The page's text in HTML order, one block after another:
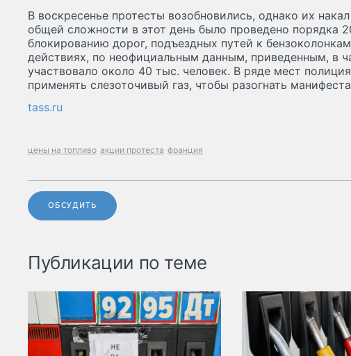
В воскресенье протесты возобновились, однако их
общей сложности в этот день было проведено порядка
блокированию дорог, подъездных путей к
действиях, по неофициальным данным, приведенным, в
участвовало около 40 тыс. человек. В ряде мест
применять слезоточивый газ, чтобы разогнать
tass.ru
цены на топливо акции протеста франция
ОБСУДИТЬ
Публикации по теме